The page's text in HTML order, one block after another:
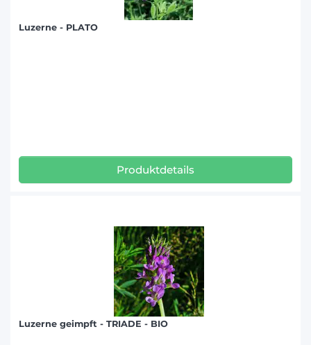
Luzerne - PLATO
Produktdetails
Luzerne geimpft - TRIADE - BIO